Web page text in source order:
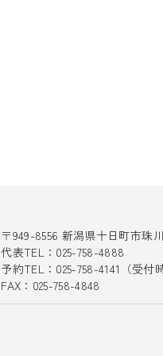
〒949-8556 新潟県十日町市珠川
代表TEL：025-758-4888
予約TEL：025-758-4141（受付
FAX：025-758-4848